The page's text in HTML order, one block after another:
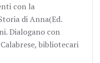
con la
di Anna(Ed.
Dialogano con
bibliotecari